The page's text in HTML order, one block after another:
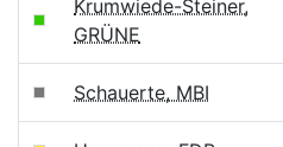
Krumwiede-Steiner,
GRÜNE
Schauerte, MBI